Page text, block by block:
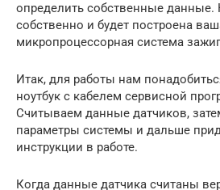
определить собственные данные.
собственно и будет построена
микропроцессорная система
Итак, для работы нам
ноутбук с кабелем сервисной
Считываем данные датчиков,
параметры системы и дальше
инструкции в работе.
Когда данные датчика считаны